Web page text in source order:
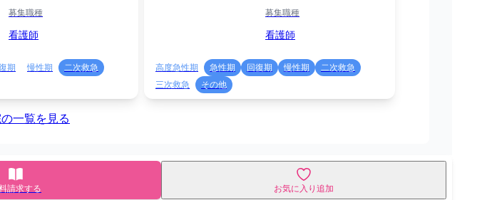
募集職種
看護師
期 慢性期
二次救急
募集職種
看護師
高度急性期 急性期 回復期 慢性期
二次救急
三次救急
その他
一覧を見る
請求する お気に入り追加